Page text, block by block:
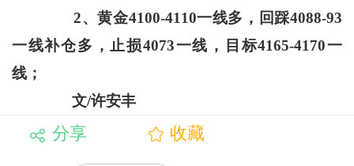
2、黄金4100-4110一线多，回踩4088-93
一线补仓多，止损4073一线，目标4165-4170一
线；
文/许安丰
分享 收藏